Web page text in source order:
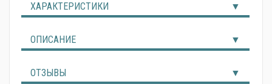
ХАРАКТЕРИСТИКИ
ОПИСАНИЕ
ОТЗЫВЫ